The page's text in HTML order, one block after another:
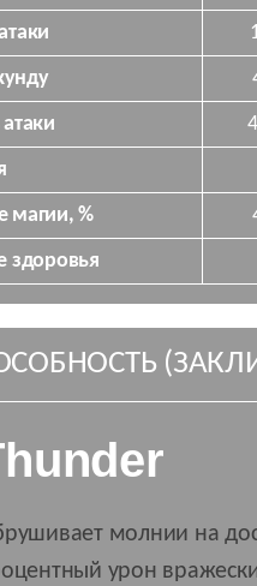
магии, %
здоровья
молнии на
урон